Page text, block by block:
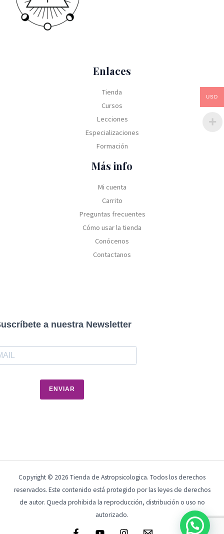
Enlaces
Tienda
Cursos
Lecciones
Especializaciones
Formación
Más info
Mi cuenta
Carrito
Preguntas frecuentes
Cómo usar la tienda
Conócenos
Contactanos
a nuestra Newsletter
ENVIAR
Copyright © 2026 Tienda de Astropsicologica. Todos los derechos
reservados. Este contenido está protegido por las leyes de derechos
de autor. Queda prohibida la reproducción, distribución o uso no
autorizado.
USD